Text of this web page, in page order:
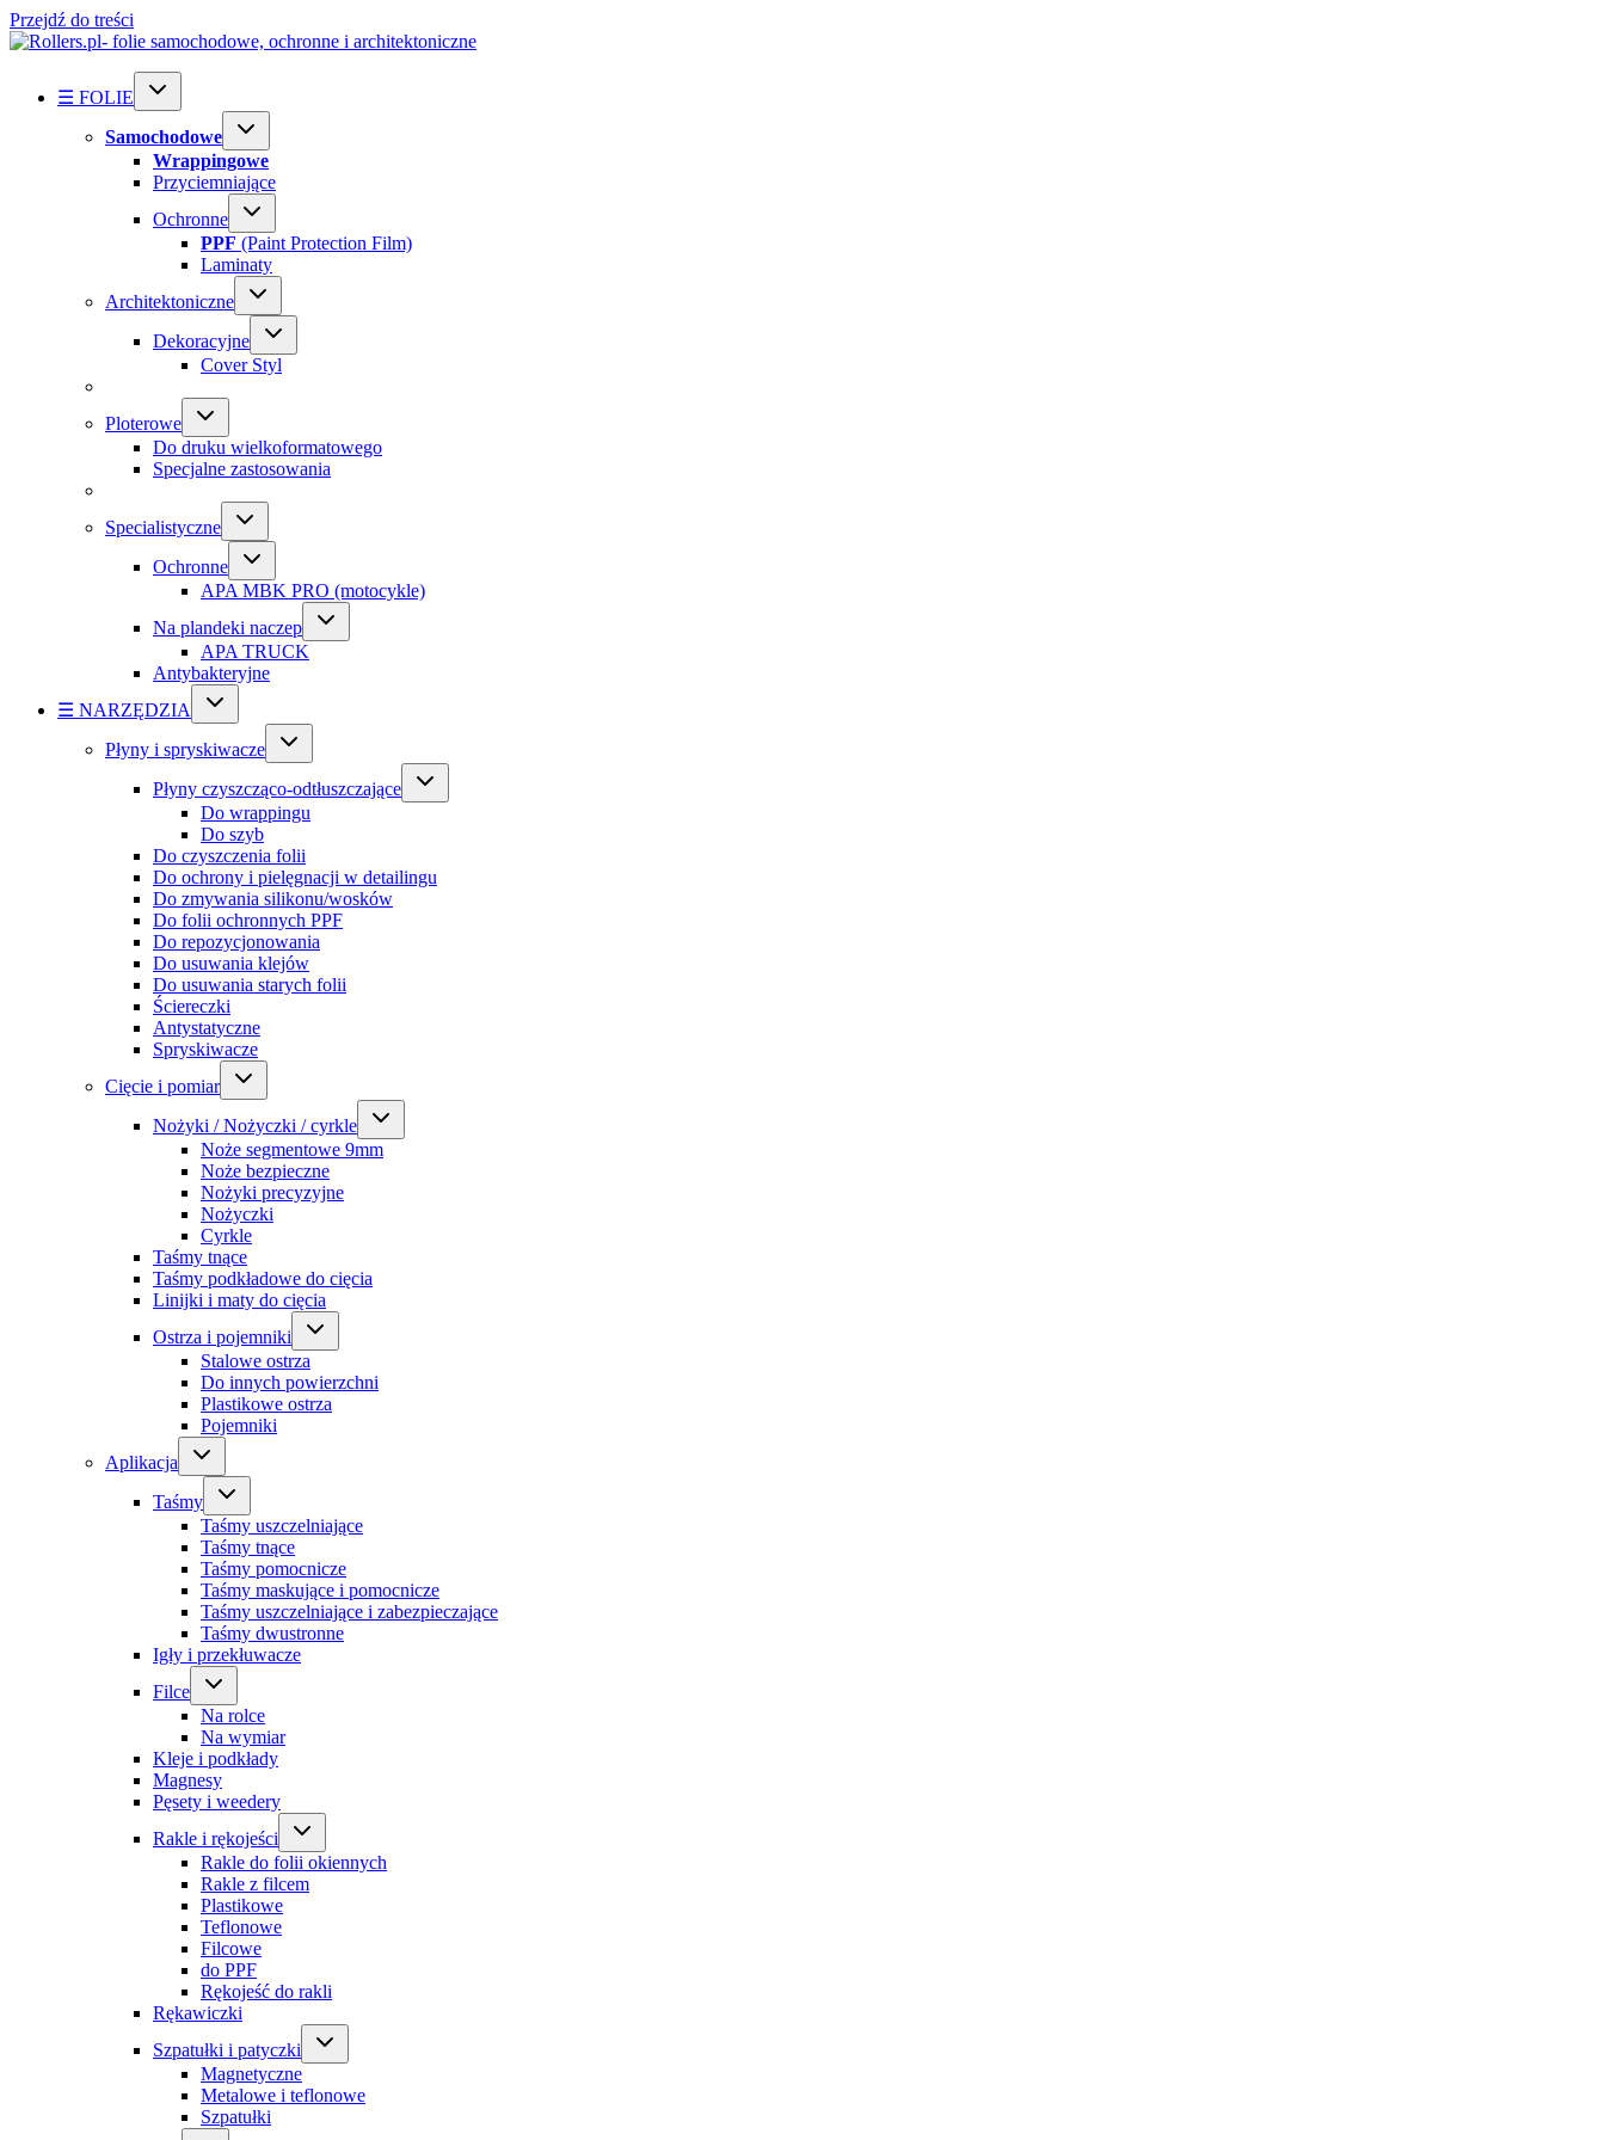
Przejdź do treści
☰ FOLIE
Samochodowe
Wrappingowe
Przyciemniające
Ochronne
PPF (Paint Protection Film)
Laminaty
Architektoniczne
Dekoracyjne
Cover Styl
Ploterowe
Do druku wielkoformatowego
Specjalne zastosowania
Specialistyczne
Ochronne
APA MBK PRO (motocykle)
Na plandeki naczep
APA TRUCK
Antybakteryjne
☰ NARZĘDZIA
Płyny i spryskiwacze
Płyny czyszcząco-odtłuszczające
Do wrappingu
Do szyb
Do czyszczenia folii
Do ochrony i pielęgnacji w detailingu
Do zmywania silikonu/wosków
Do folii ochronnych PPF
Do repozycjonowania
Do usuwania klejów
Do usuwania starych folii
Ściereczki
Antystatyczne
Spryskiwacze
Cięcie i pomiar
Nożyki / Nożyczki / cyrkle
Noże segmentowe 9mm
Noże bezpieczne
Nożyki precyzyjne
Nożyczki
Cyrkle
Taśmy tnące
Taśmy podkładowe do cięcia
Linijki i maty do cięcia
Ostrza i pojemniki
Stalowe ostrza
Do innych powierzchni
Plastikowe ostrza
Pojemniki
Aplikacja
Taśmy
Taśmy uszczelniające
Taśmy tnące
Taśmy pomocnicze
Taśmy maskujące i pomocnicze
Taśmy uszczelniające i zabezpieczające
Taśmy dwustronne
Igły i przekłuwacze
Filce
Na rolce
Na wymiar
Kleje i podkłady
Magnesy
Pęsety i weedery
Rakle i rękojeści
Rakle do folii okiennych
Rakle z filcem
Plastikowe
Teflonowe
Filcowe
do PPF
Rękojeść do rakli
Rękawiczki
Szpatułki i patyczki
Magnetyczne
Metalowe i teflonowe
Szpatułki